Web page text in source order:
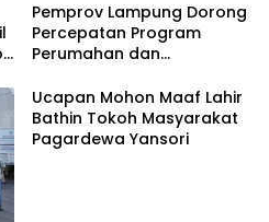
Pemprov Lampung Dorong
Percepatan Program
Perumahan dan
Rakyat
Ucapan Mohon Maaf Lahir
Bathin Tokoh Masyarakat
Pagardewa Yansori